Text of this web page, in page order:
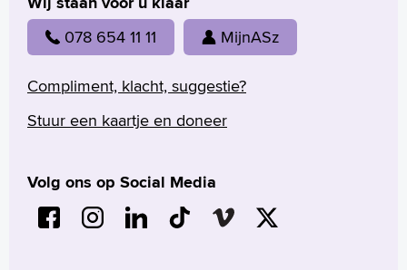
078 654 11 11 MijnASz
Compliment, klacht, suggestie?
Stuur een kaartje en doneer
Volg ons op Social Media